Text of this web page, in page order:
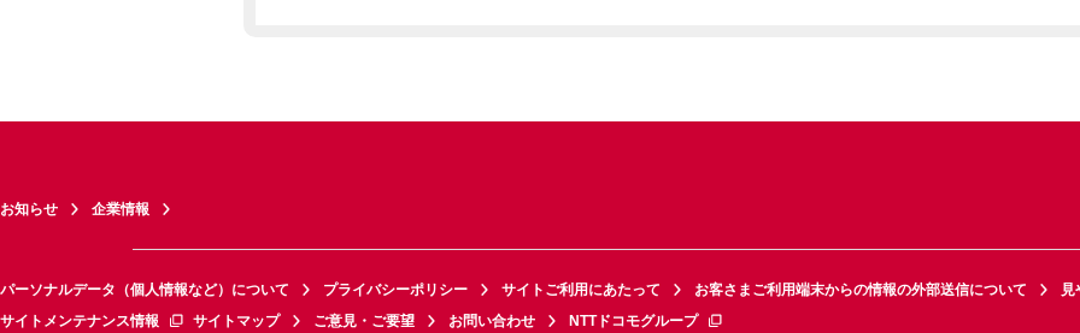
お知らせ 企業情報
パーソナルデータ（個人情報など）について プライバシーポリシー サイトご利用にあたって お客さまご利用端末からの情報の外部送信について
見
サイトメンテナンス情報
サイトマップ ご意見・ご要望 お問い合わせ NTTドコモグループ